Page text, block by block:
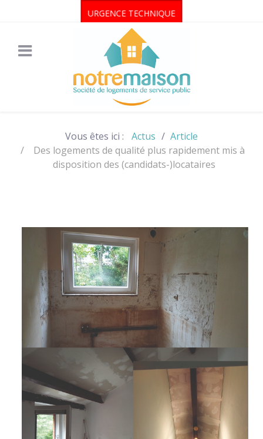
URGENCE TECHNIQUE
Vous êtes ici : Actus
Article
Des logements de qualité plus rapidement mis à
disposition des (candidats-)locataires